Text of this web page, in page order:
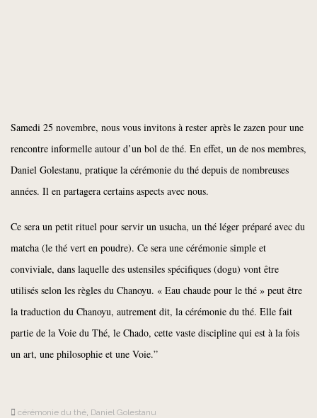
Samedi 25 novembre, nous vous invitons à rester après le zazen pour une
rencontre informelle autour d’un bol de thé. En effet, un de nos membres,
Daniel Golestanu, pratique la cérémonie du thé depuis de nombreuses
années. Il en partagera certains aspects avec nous.
Ce sera un petit rituel pour servir un usucha, un thé léger préparé avec du
matcha (le thé vert en poudre). Ce sera une cérémonie simple et
conviviale, dans laquelle des ustensiles spécifiques (dogu) vont être
utilisés selon les règles du Chanoyu. « Eau chaude pour le thé » peut être
la traduction du Chanoyu, autrement dit, la cérémonie du thé. Elle fait
partie de la Voie du Thé, le Chado, cette vaste discipline qui est à la fois
un art, une philosophie et une Voie.”
cérémonie du thé, Daniel Golestanu